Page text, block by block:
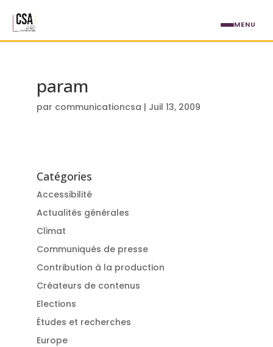
param
par communicationcsa | Juil 13, 2009
Catégories
Accessibilité
Actualités générales
Climat
Communiqués de presse
Contribution à la production
Créateurs de contenus
Elections
Études et recherches
Europe
MENU